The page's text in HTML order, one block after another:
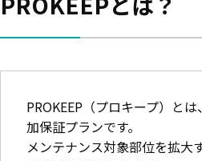
PROKEEP（プロキープ）と
加保証プランです。
メンテナンス対象部位を拡大